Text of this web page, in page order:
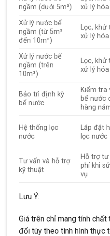
ngầm (dưới 5m³)
xử lý
Xử lý nước bể
ngầm (từ 5m³
đến 10m³)
Lọc, khử
xử lý
Xử lý nước bể
ngầm (trên
10m³)
Lọc, khử
xử lý
Bảo trì định kỳ
bể nước
Kiểm tra
bể nước
hàng
Hệ thống lọc
nước
Lắp đặt
lọc nước
Tư vấn và hỗ trợ
kỹ thuật
Hỗ trợ
phí khi
vụ
Lưu Ý:
Giá trên chỉ mang tính
đổi tùy theo tình hình thực